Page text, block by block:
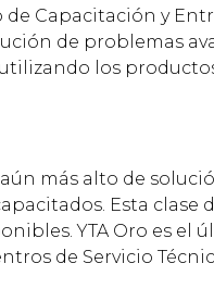
Capacitación y
de problemas
los
más alto de
Esta clase
YTA Oro es el
de Servicio